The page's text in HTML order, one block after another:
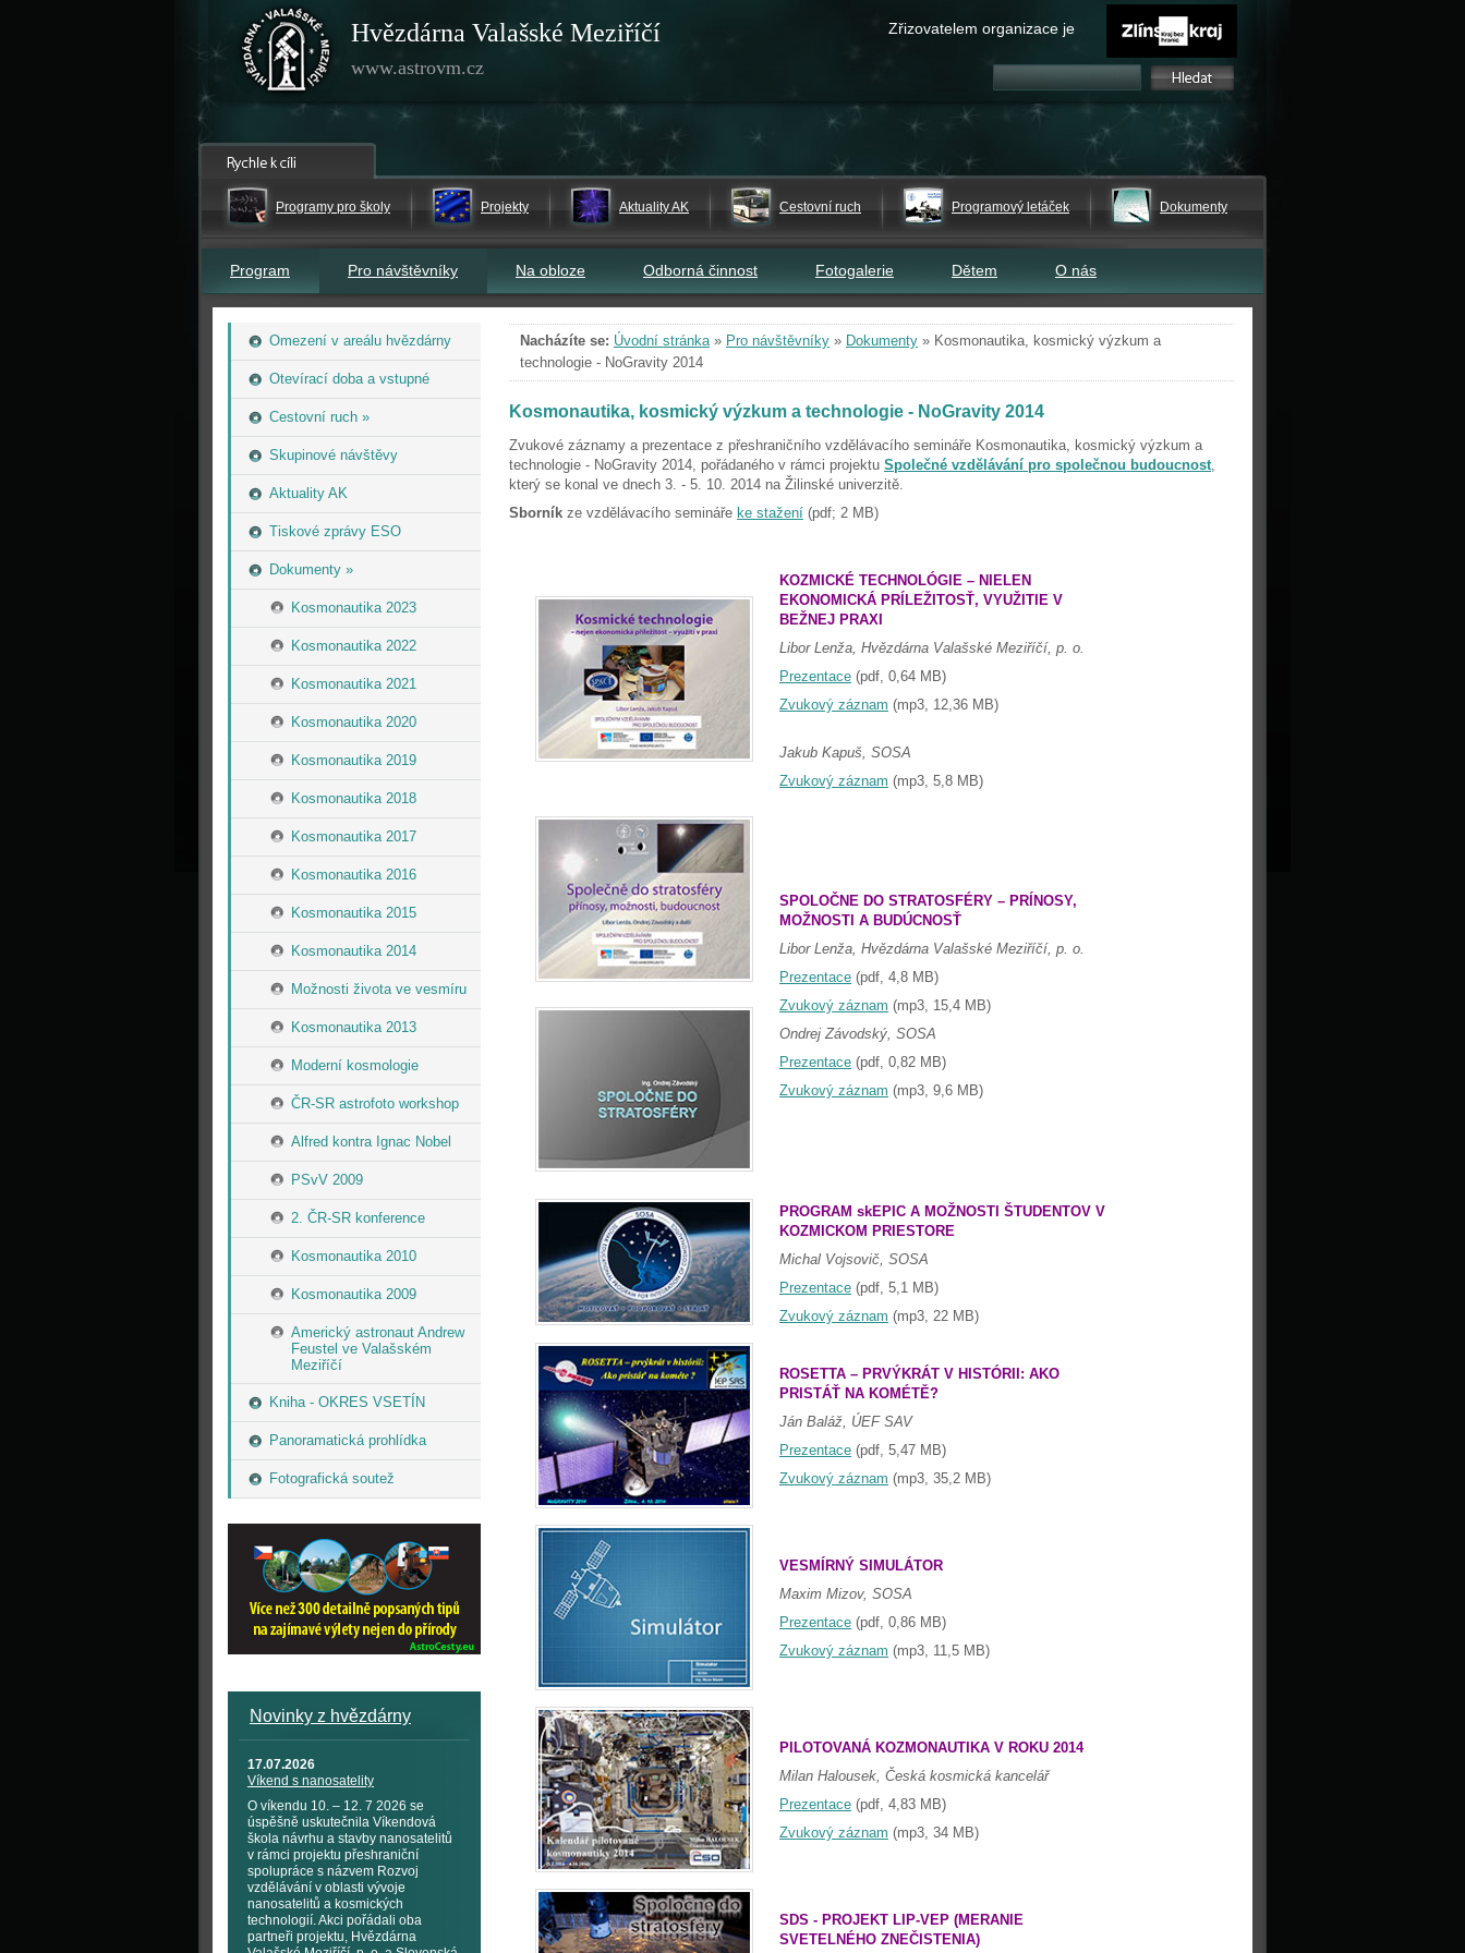
Hvězdárna Valašské Meziříčí
www.astrovm.cz
Zřizovatelem organizace je
Programy pro školy Projekty Aktuality AK Cestovní ruch Programový letáček Dokumenty
Program Pro návštěvníky Na obloze Odborná činnost Fotogalerie Dětem O nás
Omezení v areálu hvězdárny
Otevírací doba a vstupné
Cestovní ruch »
Skupinové návštěvy
Aktuality AK
Tiskové zprávy ESO
Dokumenty »
Kosmonautika 2023
Kosmonautika 2022
Kosmonautika 2021
Kosmonautika 2020
Kosmonautika 2019
Kosmonautika 2018
Kosmonautika 2017
Kosmonautika 2016
Kosmonautika 2015
Kosmonautika 2014
Možnosti života ve vesmíru
Kosmonautika 2013
Moderní kosmologie
ČR-SR astrofoto workshop
Alfred kontra Ignac Nobel
PSvV 2009
2. ČR-SR konference
Kosmonautika 2010
Kosmonautika 2009
Americký astronaut Andrew
Feustel ve Valašském
Meziříčí
Kniha - OKRES VSETÍN
Panoramatická prohlídka
Fotografická soutež
Novinky z hvězdárny
17.07.2026
Víkend s nanosatelity
O víkendu 10. – 12. 7 2026 se
úspěšně uskutečnila Víkendová
škola návrhu a stavby nanosatelitů
v rámci projektu přeshraniční
spolupráce s názvem Rozvoj
vzdělávání v oblasti vývoje
nanosatelitů a kosmických
technologií. Akci pořádali oba
partneři projektu, Hvězdárna
Nacházíte se: Úvodní stránka» Pro návštěvníky » Dokumenty » Kosmonautika, kosmický výzkum a
technologie - NoGravity 2014
Kosmonautika, kosmický výzkum a technologie - NoGravity 2014
Zvukové záznamy a prezentace z přeshraničního vzdělávacího semináře Kosmonautika, kosmický výzkum a
technologie - NoGravity 2014, pořádaného v rámci projektu Společné vzdělávání pro společnou budoucnost,
který se konal ve dnech 3. - 5. 10. 2014 na Žilinské univerzitě.
Sborník ze vzdělávacího semináře ke stažení (pdf; 2 MB)
KOZMICKÉ TECHNOLÓGIE – NIELEN
EKONOMICKÁ PRÍLEŽITOSŤ, VYUŽITIE V
BEŽNEJ PRAXI
Libor Lenža, Hvězdárna Valašské Meziříčí, p. o.
Prezentace (pdf, 0,64 MB)
Zvukový záznam (mp3, 12,36 MB)
Jakub Kapuš, SOSA
Zvukový záznam (mp3, 5,8 MB)
SPOLOČNE DO STRATOSFÉRY – PRÍNOSY,
MOŽNOSTI A BUDÚCNOSŤ
Libor Lenža, Hvězdárna Valašské Meziříčí, p. o.
Prezentace (pdf, 4,8 MB)
Zvukový záznam (mp3, 15,4 MB)
Ondrej Závodský, SOSA
Prezentace (pdf, 0,82 MB)
Zvukový záznam (mp3, 9,6 MB)
PROGRAM skEPIC A MOŽNOSTI ŠTUDENTOV V
KOZMICKOM PRIESTORE
Michal Vojsovič, SOSA
Prezentace (pdf, 5,1 MB)
Zvukový záznam (mp3, 22 MB)
ROSETTA – PRVÝKRÁT V HISTÓRII: AKO
PRISTÁŤ NA KOMÉTĚ?
Ján Baláž, ÚEF SAV
Prezentace (pdf, 5,47 MB)
Zvukový záznam (mp3, 35,2 MB)
VESMÍRNÝ SIMULÁTOR
Maxim Mizov, SOSA
Prezentace (pdf, 0,86 MB)
Zvukový záznam (mp3, 11,5 MB)
PILOTOVANÁ KOZMONAUTIKA V ROKU 2014
Milan Halousek, Česká kosmická kancelář
Prezentace (pdf, 4,83 MB)
Zvukový záznam (mp3, 34 MB)
SDS - PROJEKT LIP-VEP (MERANIE
SVETELNÉHO ZNEČISTENIA)